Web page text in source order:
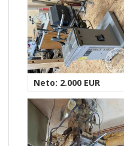
Neto: 2.000 EUR